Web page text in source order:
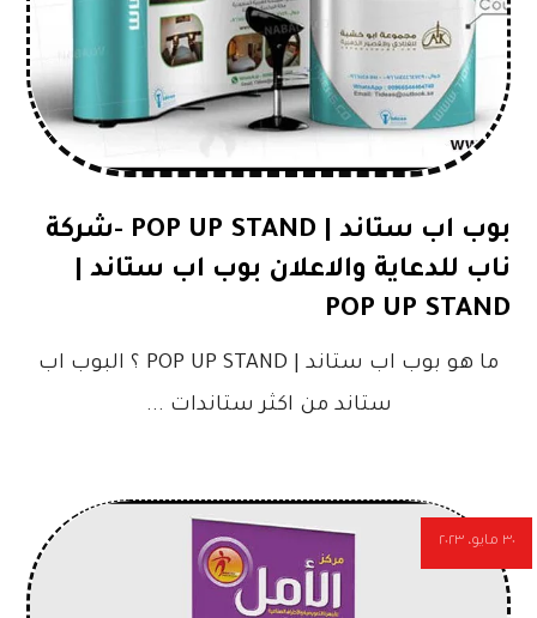
بوب اب ستاند | POP UP STAND -شركة
ناب للدعاية والاعلان بوب اب ستاند |
POP UP STAND
ما هو بوب اب ستاند | POP UP STAND ؟ البوب اب
ستاند من اكثر ستاندات ...
٣٠ مايو، ٢٠٢٣